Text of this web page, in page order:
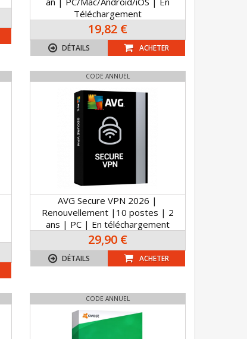
Téléchargement
19,82 €
DÉTAILS ACHETER
CODE ANNUEL
AVG Secure VPN 2026 |
Renouvellement |10 postes | 2
ans | PC | En téléchargement
29,90 €
DÉTAILS ACHETER
CODE ANNUEL